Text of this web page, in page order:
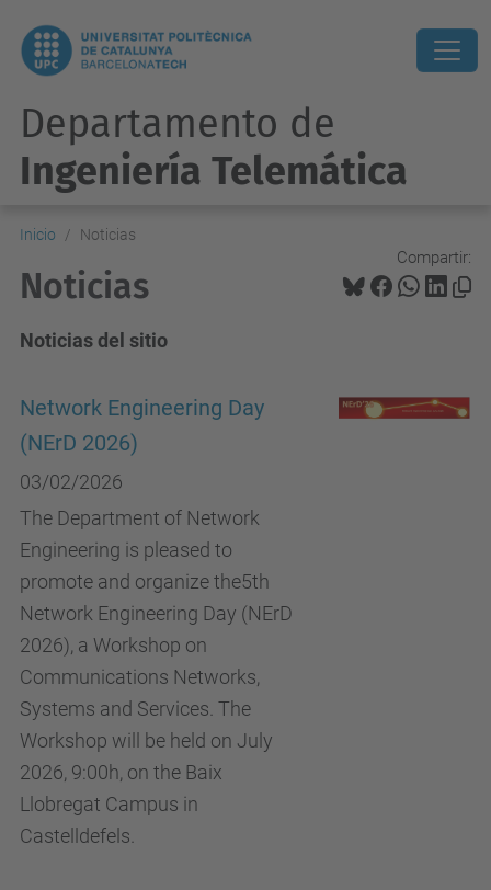
Departamento de
Ingeniería Telemática
Inicio Noticias
Compartir:
Noticias
Noticias del sitio
Network Engineering Day
(NErD 2026)
03/02/2026
The Department of Network
Engineering is pleased to
promote and organize the5th
Network Engineering Day (NErD
2026), a Workshop on
Communications Networks,
Systems and Services. The
Workshop will be held on July
2026, 9:00h, on the Baix
Llobregat Campus in
Castelldefels.